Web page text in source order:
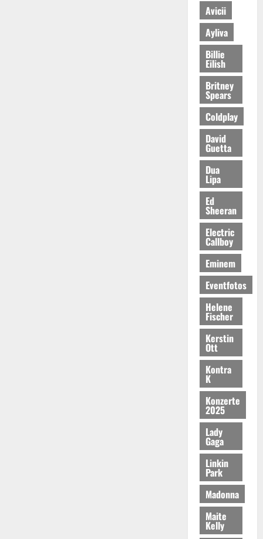
Avicii
Ayliva
Billie
Eilish
Britney
Spears
Coldplay
David
Guetta
Dua
Lipa
Ed
Sheeran
Electric
Callboy
Eminem
Eventfotos
Helene
Fischer
Kerstin
Ott
Kontra
K
Konzerte
2025
Lady
Gaga
Linkin
Park
Madonna
Maite
Kelly